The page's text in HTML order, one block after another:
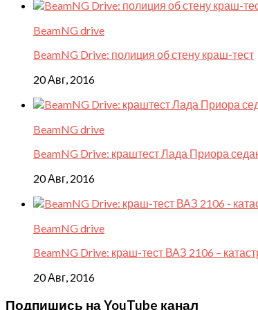
BeamNG drive
BeamNG Drive: полиция об стену краш-тест
20 Авг, 2016
BeamNG drive
BeamNG Drive: краштест Лада Приора
20 Авг, 2016
BeamNG drive
BeamNG Drive: краш-тест ВАЗ 2106 –
20 Авг, 2016
Подпишись на YouTube канал